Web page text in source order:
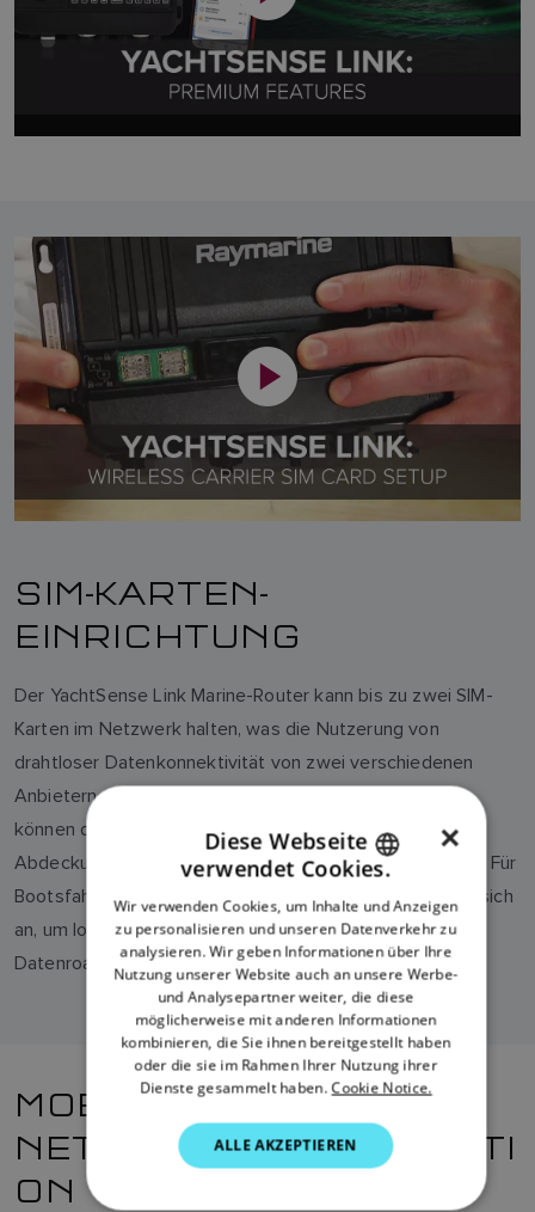
SIM-KARTEN-
EINRICHTUNG
Der YachtSense Link Marine-Router kann bis zu zwei SIM-
Karten im Netzwerk halten, was die Nutzerung von
drahtloser Datenkonnektivität von zwei verschiedenen
Anbietern ermöglicht. Bootsfahrer in Inlandsgewässern
können diese Funktion nutzen, um eine bestmögliche
Abdeckung über ein sehr breites Gebiet sicherzustellen. Für
Bootsfahrer, die international unterwegs sind, bietet es sich
an, um lokale Dienste am Zielort zu nutzen und
Datenroaming-Gebühren zu vermeiden.
MOBILE
NETZWERKKONFIGURATI
ON
ENGLISH
FRENCH
DANISH
ITALIAN
SWEDISH
GERMAN
DUTCH
SPANISH
×
Diese Webseite
verwendet Cookies.
Wir verwenden Cookies, um Inhalte und Anzeigen
zu personalisieren und unseren Datenverkehr zu
analysieren. Wir geben Informationen über Ihre
Nutzung unserer Website auch an unsere Werbe-
und Analysepartner weiter, die diese
möglicherweise mit anderen Informationen
kombinieren, die Sie ihnen bereitgestellt haben
oder die sie im Rahmen Ihrer Nutzung ihrer
Dienste gesammelt haben. Cookie Notice.
ALLE AKZEPTIEREN